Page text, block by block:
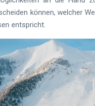
können, welcher
entspricht.